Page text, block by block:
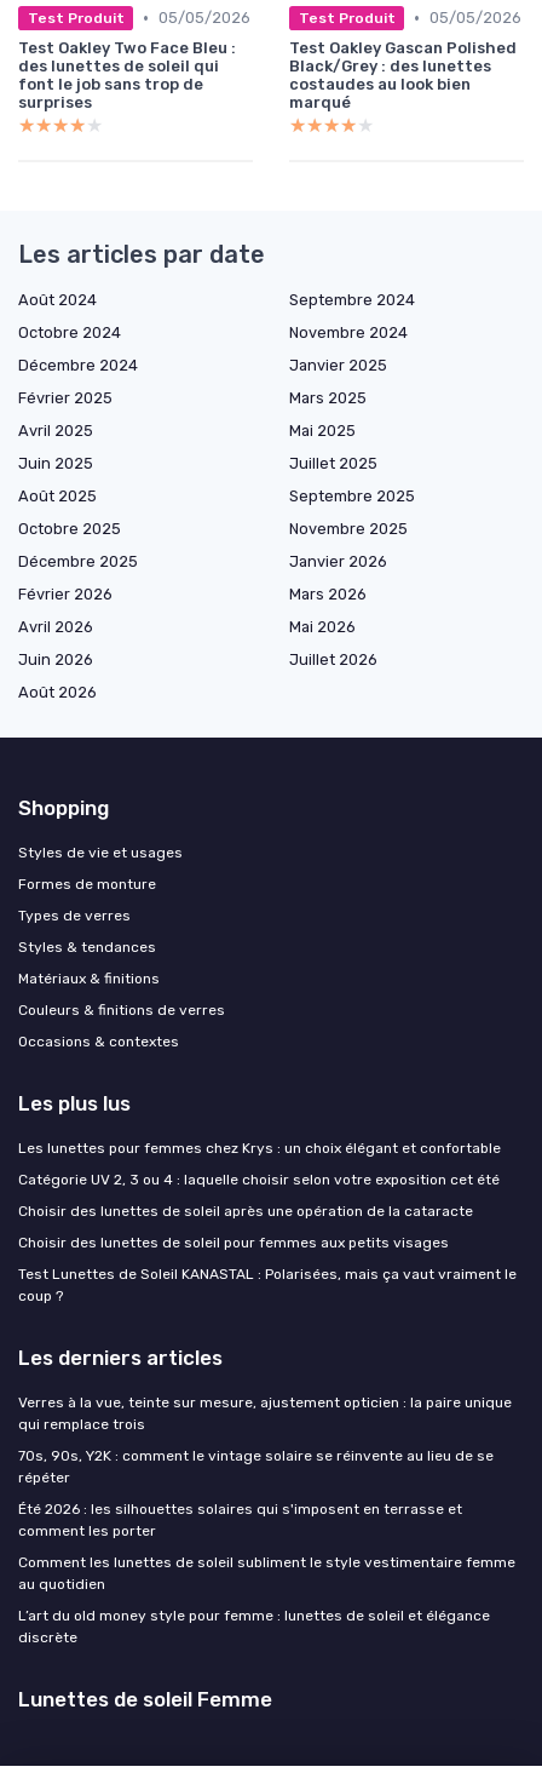
Test Produit • 05/05/2026
Test Oakley Two Face Bleu :
des lunettes de soleil qui
font le job sans trop de
surprises
★★★★★
★★★★★
Test Produit • 05/05/2026
Test Oakley Gascan Polished
Black/Grey : des lunettes
costaudes au look bien
marqué
★★★★★
★★★★★
Les articles par date
Août 2024
Septembre 2024
Octobre 2024
Novembre 2024
Décembre 2024
Janvier 2025
Février 2025
Mars 2025
Avril 2025
Mai 2025
Juin 2025
Juillet 2025
Août 2025
Septembre 2025
Octobre 2025
Novembre 2025
Décembre 2025
Janvier 2026
Février 2026
Mars 2026
Avril 2026
Mai 2026
Juin 2026
Juillet 2026
Août 2026
Shopping
Styles de vie et usages
Formes de monture
Types de verres
Styles & tendances
Matériaux & finitions
Couleurs & finitions de verres
Occasions & contextes
Les plus lus
Les lunettes pour femmes chez Krys : un choix élégant et confortable
Catégorie UV 2, 3 ou 4 : laquelle choisir selon votre exposition cet été
Choisir des lunettes de soleil après une opération de la cataracte
Choisir des lunettes de soleil pour femmes aux petits visages
Test Lunettes de Soleil KANASTAL : Polarisées, mais ça vaut vraiment le
coup ?
Les derniers articles
Verres à la vue, teinte sur mesure, ajustement opticien : la paire unique
qui remplace trois
70s, 90s, Y2K : comment le vintage solaire se réinvente au lieu de se
répéter
Été 2026 : les silhouettes solaires qui s'imposent en terrasse et
comment les porter
Comment les lunettes de soleil subliment le style vestimentaire femme
au quotidien
L’art du old money style pour femme : lunettes de soleil et élégance
discrète
Lunettes de soleil Femme